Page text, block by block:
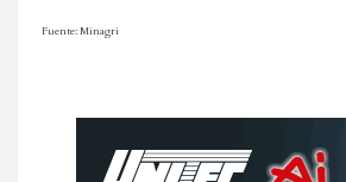
Fuente: Minagri